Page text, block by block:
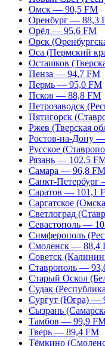
Омск — 90,5 FM
Оренбург — 88,3
Орёл — 95,6 FM
Орск
Оса (Пермский
Осташков
Пенза — 94,7 FM
Пермь — 95,0 FM
Псков — 88,8 FM
Петрозаводск
Пятигорск
Ржев (Тверская
Ростов-на-Дону
Русское
Рязань — 102,5
Самара — 96,8 FM
Санкт-
Саратов — 101,1
Саргатское
Светлоград
Севастополь —
Симферополь
Смоленск — 88,4
Советск
Ставрополь —
Старый Оскол
Судак
Сургут (Югра) —
Сызрань
Тамбов — 99,9
Тверь — 89,4 FM
Тёмкино